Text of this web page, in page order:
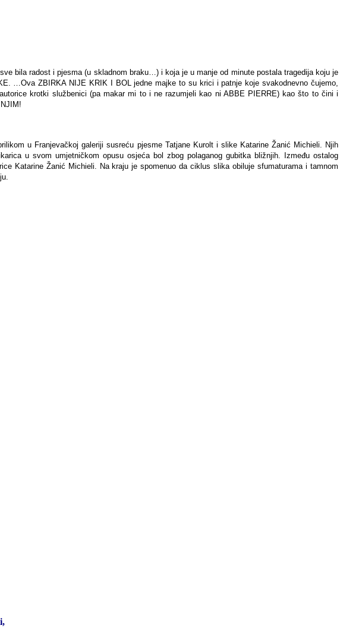
bila radost i pjesma (u skladnom braku…) i koja je u manje od minute postala tragedija koju je
…Ova ZBIRKA NIJE KRIK I BOL jedne majke to su krici i patnje koje svakodnevno čujemo,
krotki službenici (pa makar mi to i ne razumjeli kao ni ABBE PIERRE) kao što to čini i
u Franjevačkoj galeriji susreću pjesme Tatjane Kurolt i slike Katarine Žanić Michieli. Njih
u svom umjetničkom opusu osjeća bol zbog polaganog gubitka bližnjih. Između ostalog
Katarine Žanić Michieli. Na kraju je spomenuo da ciklus slika obiluje sfumaturama i tamnom